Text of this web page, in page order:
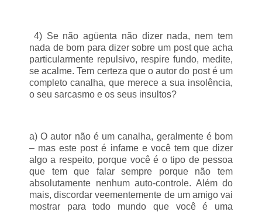
4) Se não agüenta não dizer nada, nem tem
nada de bom para dizer sobre um post que acha
particularmente repulsivo, respire fundo, medite,
se acalme. Tem certeza que o autor do post é um
completo canalha, que merece a sua insolência,
o seu sarcasmo e os seus insultos?
a) O autor não é um canalha, geralmente é bom
– mas este post é infame e você tem que dizer
algo a respeito, porque você é o tipo de pessoa
que tem que falar sempre porque não tem
absolutamente nenhum auto-controle. Além do
mais, discordar veementemente de um amigo vai
mostrar para todo mundo que você é uma